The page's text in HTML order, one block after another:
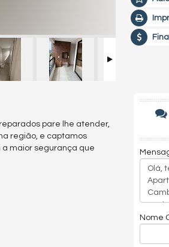
pare lhe atender,
região, e captamos
maior segurança que
Nome